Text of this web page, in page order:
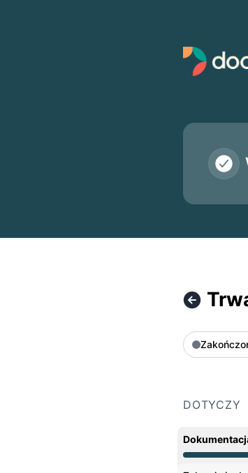
DOTYCZY
Przerwa